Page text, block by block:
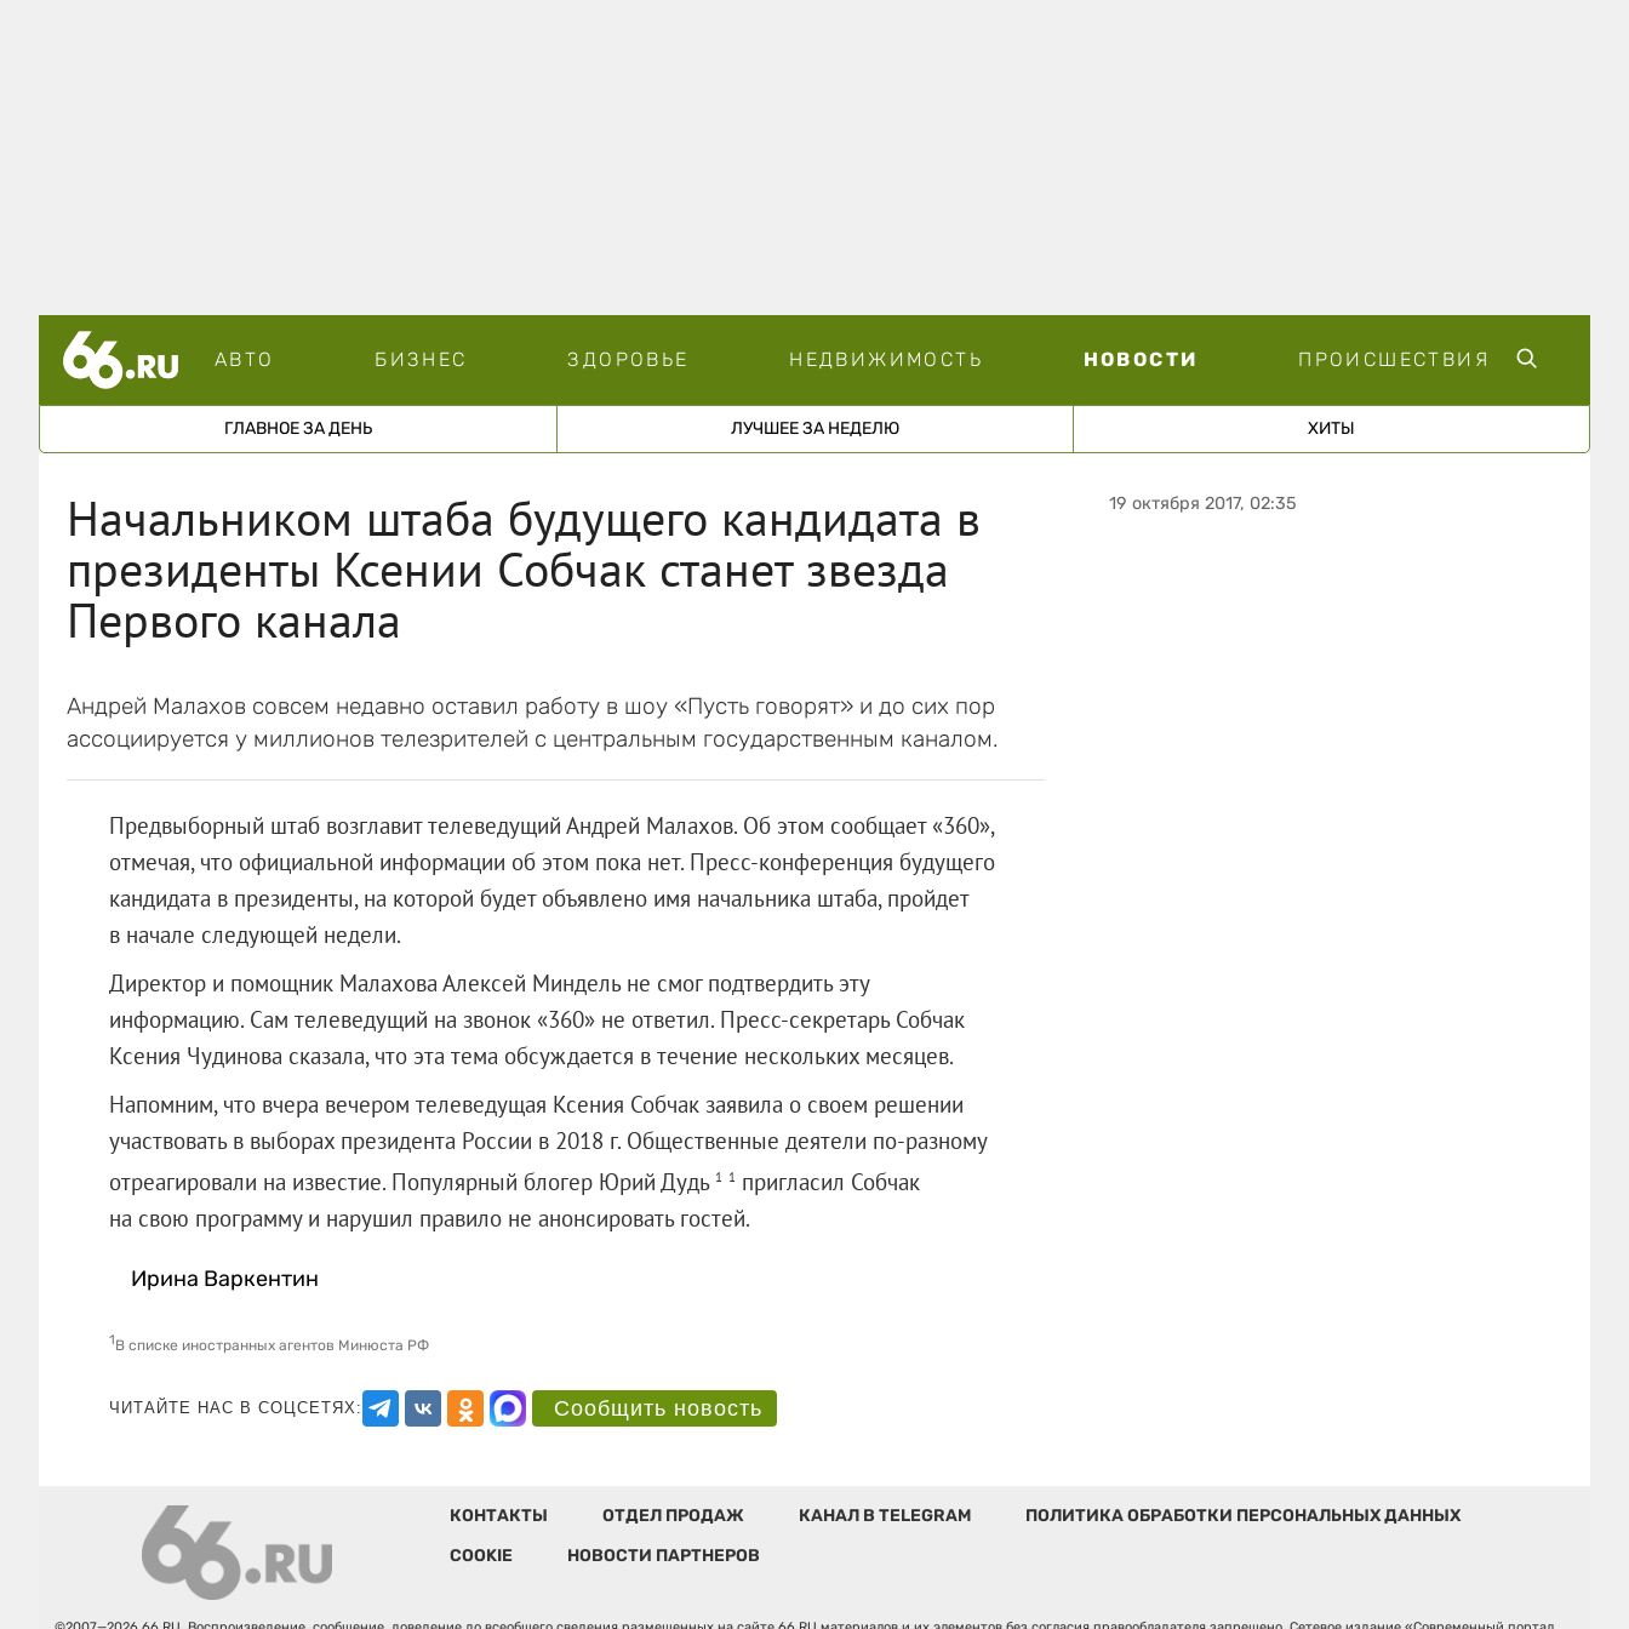
АВТО БИЗНЕС ЗДОРОВЬЕ НЕДВИЖИМОСТЬ НОВОСТИ ПРОИСШЕСТВИЯ
ГЛАВНОЕ ЗА ДЕНЬ ЛУЧШЕЕ ЗА НЕДЕЛЮ ХИТЫ
Начальником штаба будущего кандидата в
президенты Ксении Собчак станет звезда
Первого канала
Андрей Малахов совсем недавно оставил работу в шоу «Пусть говорят» и до сих пор
ассоциируется у миллионов телезрителей с центральным государственным каналом.
Предвыборный штаб возглавит телеведущий Андрей Малахов. Об этом сообщает «360»,
отмечая, что официальной информации об этом пока нет. Пресс-конференция будущего
кандидата в президенты, на которой будет объявлено имя начальника штаба, пройдет
в начале следующей недели.
Директор и помощник Малахова Алексей Миндель не смог подтвердить эту
информацию. Сам телеведущий на звонок «360» не ответил. Пресс-секретарь Собчак
Ксения Чудинова сказала, что эта тема обсуждается в течение нескольких месяцев.
Напомним, что вчера вечером телеведущая Ксения Собчак заявила о своем решении
участвовать в выборах президента России в 2018 г. Общественные деятели по-разному
отреагировали на известие. Популярный блогер Юрий Дудь 1 1 пригласил Собчак
на свою программу и нарушил правило не анонсировать гостей.
Ирина Варкентин
1В списке иностранных агентов Минюста РФ
ЧИТАЙТЕ НАС В СОЦСЕТЯХ: Сообщить новость
19 октября 2017, 02:35
КОНТАКТЫ ОТДЕЛ ПРОДАЖ КАНАЛ В TELEGRAM
ПОЛИТИКА ОБРАБОТКИ ПЕРСОНАЛЬНЫХ ДАННЫХ
COOKIE
НОВОСТИ ПАРТНЕРОВ